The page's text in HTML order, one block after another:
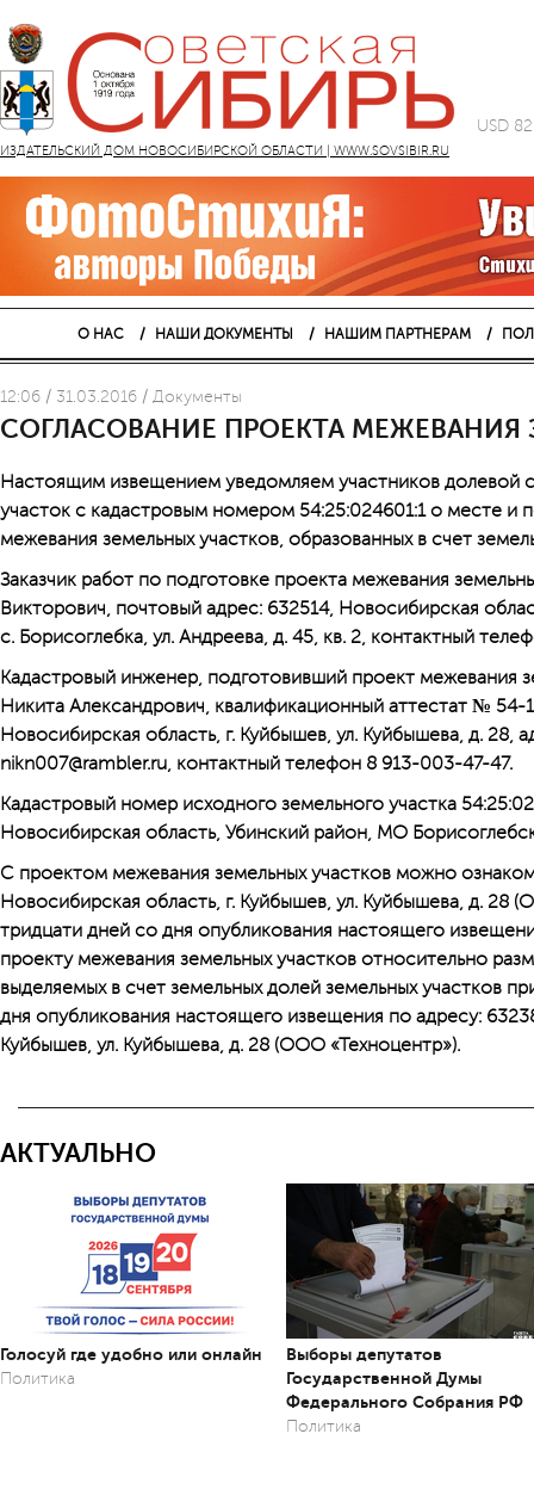
ИЗДАТЕЛЬСКИЙ ДОМ НОВОСИБИРСКОЙ ОБЛАСТИ | WWW.SOVSIBIR.RU
USD
О НАС НАШИ ДОКУМЕНТЫ НАШИМ ПАРТНЕРАМ
12:06 / 31.03.2016 / Документы
CОГЛАСОВАНИЕ ПРОЕКТА МЕЖЕВАНИЯ
Настоящим извещением уведомляем участников долевой
участок с кадастровым номером 54:25:024601:1 о месте и
межевания земельных участков, образованных в счет
Заказчик работ по подготовке проекта межевания
Викторович, почтовый адрес: 632514, Новосибирская
с. Борисоглебка, ул. Андреева, д. 45, кв. 2, контактный
Кадастровый инженер, подготовивший проект межевания
Никита Александрович, квалификационный аттестат № 54-
Новосибирская область, г. Куйбышев, ул. Куйбышева, д. 28,
nikn007@rambler.ru, контактный телефон 8 913-003-47-47.
Кадастровый номер исходного земельного участка
Новосибирская область, Убинский район, МО
С проектом межевания земельных участков можно
Новосибирская область, г. Куйбышев, ул. Куйбышева, д. 28
тридцати дней со дня опубликования настоящего
проекту межевания земельных участков относительно
выделяемых в счет земельных долей земельных участков
дня опубликования настоящего извещения по адресу:
Куйбышев, ул. Куйбышева, д. 28 (ООО «Техноцентр»).
АКТУАЛЬНО
Голосуй где удобно или онлайн
Политика
Выборы депутатов
Государственной Думы
Федерального Собрания РФ
Политика